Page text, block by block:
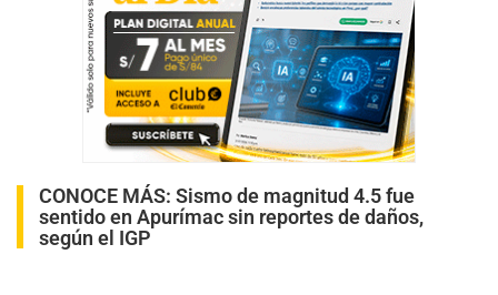
CONOCE MÁS: Sismo de magnitud 4.5 fue
sentido en Apurímac sin reportes de daños,
según el IGP